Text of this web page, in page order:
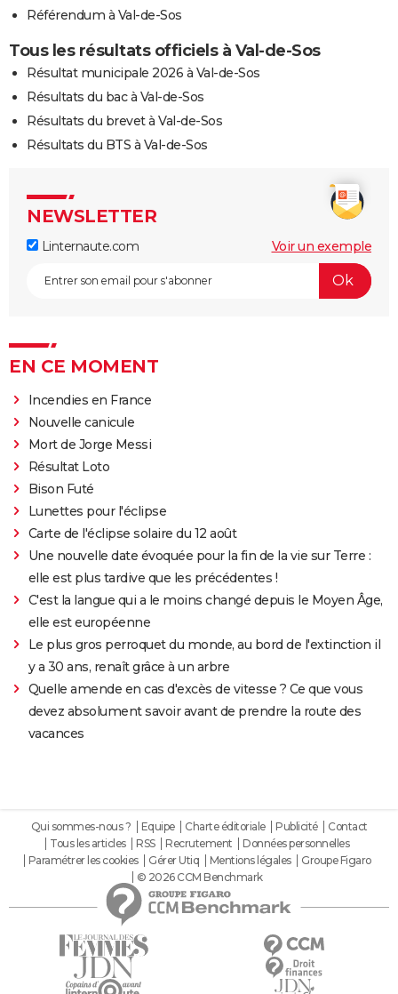
Référendum à Val-de-Sos
Tous les résultats officiels à Val-de-Sos
Résultat municipale 2026 à Val-de-Sos
Résultats du bac à Val-de-Sos
Résultats du brevet à Val-de-Sos
Résultats du BTS à Val-de-Sos
NEWSLETTER
Linternaute.com Voir un exemple
EN CE MOMENT
Incendies en France
Nouvelle canicule
Mort de Jorge Messi
Résultat Loto
Bison Futé
Lunettes pour l'éclipse
Carte de l'éclipse solaire du 12 août
Une nouvelle date évoquée pour la fin de la vie sur Terre :
elle est plus tardive que les précédentes !
C'est la langue qui a le moins changé depuis le Moyen Âge,
elle est européenne
Le plus gros perroquet du monde, au bord de l'extinction il
y a 30 ans, renaît grâce à un arbre
Quelle amende en cas d'excès de vitesse ? Ce que vous
devez absolument savoir avant de prendre la route des
vacances
Qui sommes-nous ? Equipe Charte éditoriale Publicité
Contact
Tous les articles
RSS Recrutement
Données personnelles
Paramétrer les cookies
Gérer Utiq Mentions légales
Groupe Figaro
© 2026 CCM Benchmark